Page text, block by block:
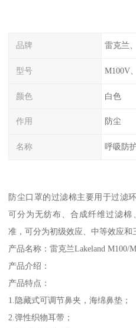
品牌 雷克兰
型号 M100V
颜色 白色
作用 防尘
名称 呼吸防
防尘口罩的过滤棉主要用于过滤
可分为无纺布、合成纤维过滤
准，可分为初级效应、中等效应和
产品名称：雷克兰Lakeland M100/
产品介绍：
产品特点：
1.隐藏式可调节鼻夹，海绵鼻垫；
2.弹性织物耳带；